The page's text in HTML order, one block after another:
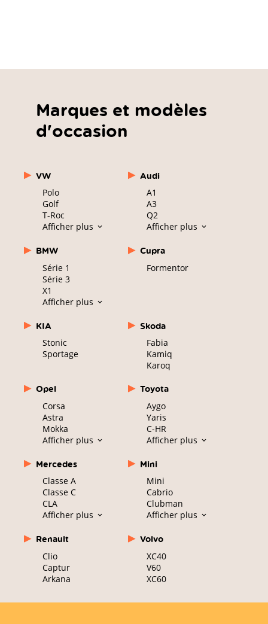
Marques et modèles
d'occasion
VW
Polo
Golf
T-Roc
Afficher plus
Audi
A1
A3
Q2
Afficher plus
BMW
Série 1
Série 3
X1
Afficher plus
Cupra
Formentor
KIA
Stonic
Sportage
Skoda
Fabia
Kamiq
Karoq
Opel
Corsa
Astra
Mokka
Afficher plus
Toyota
Aygo
Yaris
C-HR
Afficher plus
Mercedes
Classe A
Classe C
CLA
Afficher plus
Mini
Mini
Cabrio
Clubman
Afficher plus
Renault
Clio
Captur
Arkana
Volvo
XC40
V60
XC60